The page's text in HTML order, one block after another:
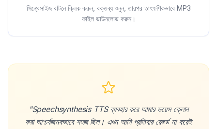
সিন্থেসাইজ বাটনে ক্লিক করুন, বক্তব্য শুনুন, তারপর তাৎক্ষণিকভাবে MP3
ফাইল ডাউনলোড করুন।
"Speechsynthesis TTS ব্যবহার করে আমার ভয়েস ক্লোন
করা আশ্চর্যজনকভাবে সহজ ছিল। এখন আমি প্রতিবার রেকর্ড না করেই